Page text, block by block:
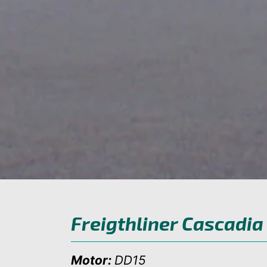
Freigthliner Cascadia
Motor: DD15